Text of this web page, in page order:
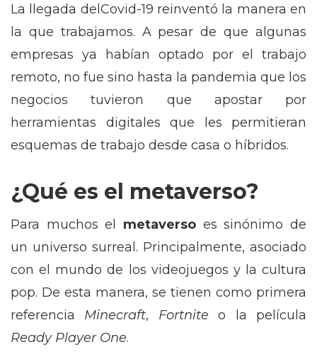
La llegada delCovid-19 reinventó la manera en
la que trabajamos. A pesar de que algunas
empresas ya habían optado por el trabajo
remoto, no fue sino hasta la pandemia que los
negocios tuvieron que apostar por
herramientas digitales que les permitieran
esquemas de trabajo desde casa o híbridos.
¿Qué es el metaverso?
Para muchos el metaverso es sinónimo de
un universo surreal. Principalmente, asociado
con el mundo de los videojuegos y la cultura
pop. De esta manera, se tienen como primera
referencia Minecraft, Fortnite o la película
Ready Player One.